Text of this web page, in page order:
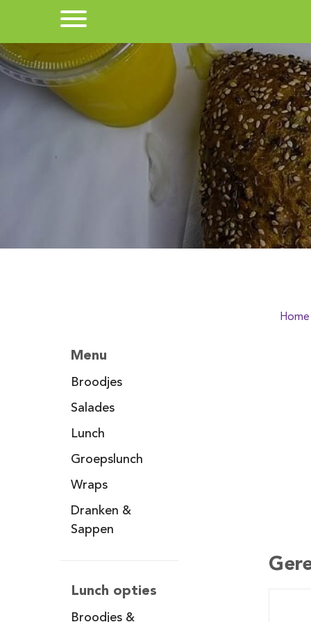
Menu
Broodjes
Salades
Lunch
Groepslunch
Wraps
Dranken &
Sappen
Lunch opties
Broodjes &
Home